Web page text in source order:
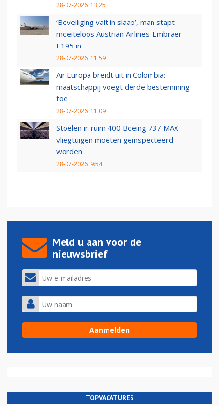
28-07-2026, 13:25
‘Beveiliging valt in slaap’, man stapt
moeiteloos Austrian Airlines-Embraer
E195 in
28-07-2026, 11:59
Air Europa breidt uit in Colombia:
maatschappij voegt derde bestemming
toe
28-07-2026, 11:09
Stoelen in ruim 400 Boeing 737 MAX-
vliegtuigen moeten geïnspecteerd
worden
28-07-2026, 9:54
Meld u aan voor de
nieuwsbrief
TOPVACATURES